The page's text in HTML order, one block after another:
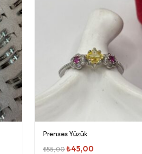
Prenses Yüzük
₺55,00Orijinal
₺45,00